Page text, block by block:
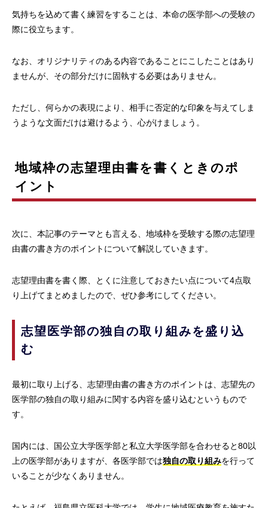
気持ちを込めて書く練習をすることは、本命の医学部への受験の
際に役立ちます。
なお、オリジナリティのある内容であることにこしたことはあり
ませんが、その部分だけに固執する必要はありません。
ただし、何らかの表現により、相手に否定的な印象を与えてしま
うような文面だけは避けるよう、心がけましょう。
地域枠の志望理由書を書くときのポ
イント
次に、本記事のテーマとも言える、地域枠を受験する際の志望理
由書の書き方のポイントについて解説していきます。
志望理由書を書く際、とくに注意しておきたい点について4点取
り上げてまとめましたので、ぜひ参考にしてください。
志望医学部の独自の取り組みを盛り込
む
最初に取り上げる、志望理由書の書き方のポイントは、志望先の
医学部の独自の取り組みに関する内容を盛り込むというもので
す。
国内には、国公立大学医学部と私立大学医学部を合わせると80以
上の医学部がありますが、各医学部では独自の取り組みを行って
いることが少なくありません。